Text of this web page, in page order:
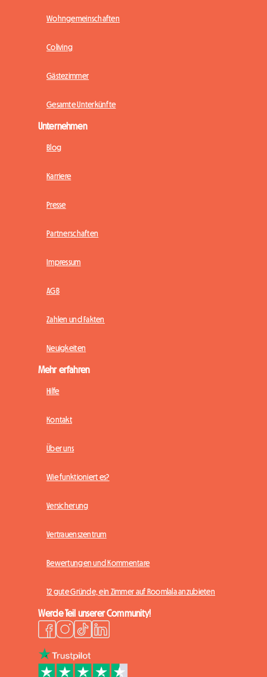
Wohngemeinschaften
Coliving
Gästezimmer
Gesamte Unterkünfte
Unternehmen
Blog
Karriere
Presse
Partnerschaften
Impressum
AGB
Zahlen und Fakten
Neuigkeiten
Mehr erfahren
Hilfe
Kontakt
Über uns
Wie funktioniert es?
Versicherung
Vertrauenszentrum
Bewertungen und Kommentare
12 gute Gründe, ein Zimmer auf Roomlala anzubieten
Werde Teil unserer Community!